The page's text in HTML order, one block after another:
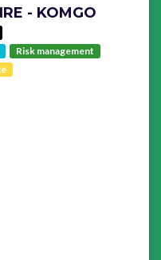
- KOMGO
Risk management